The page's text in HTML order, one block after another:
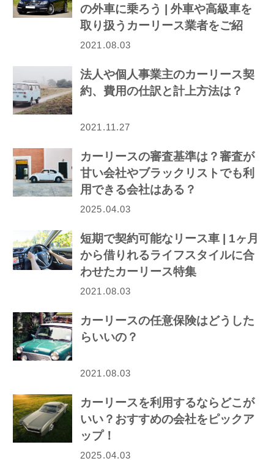
の外車に乗ろう | 外車や高級車を
取り扱うカーリース業者をご紹
介！
2021.08.03
法人や個人事業主のカーリース契
約、費用の仕訳と計上方法は？
2021.11.27
カーリースの審査基準は？審査が
甘い会社やブラックリストでも利
用できる会社はある？
2025.04.03
短期で契約可能なリース車 | 1ヶ月
から借りれるライフスタイルに合
わせたカーリース特集
2021.08.03
カーリースの任意保険はどうした
らいいの？
2021.08.03
カーリースを利用するならどこが
いい？おすすめの会社をピックア
ップ！
2025.04.03